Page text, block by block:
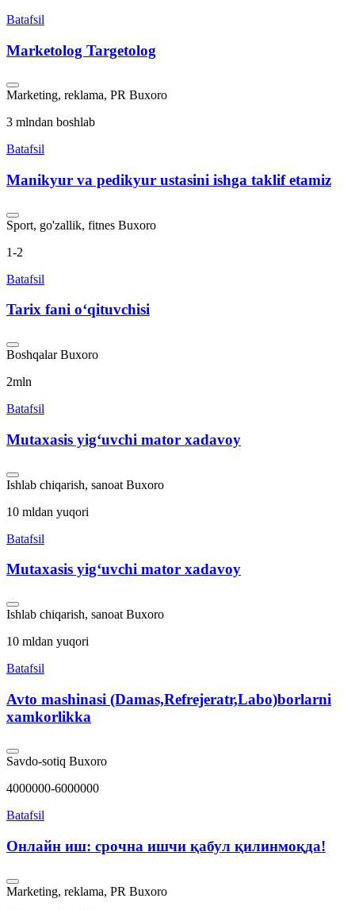
Batafsil
Marketolog Targetolog
Marketing, reklama, PR Buxoro
3 mlndan boshlab
Batafsil
Manikyur va pedikyur ustasini ishga taklif etamiz
Sport, go'zallik, fitnes Buxoro
1-2
Batafsil
Tarix fani oʻqituvchisi
Boshqalar Buxoro
2mln
Batafsil
Mutaxasis yigʻuvchi mator xadavoy
Ishlab chiqarish, sanoat Buxoro
10 mldan yuqori
Batafsil
Mutaxasis yigʻuvchi mator xadavoy
Ishlab chiqarish, sanoat Buxoro
10 mldan yuqori
Batafsil
Avto mashinasi (Damas,Refrejeratr,Labo)borlarni
xamkorlikka
Savdo-sotiq Buxoro
4000000-6000000
Batafsil
Онлайн иш: срочна ишчи қабул қилинмоқда!
Marketing, reklama, PR Buxoro